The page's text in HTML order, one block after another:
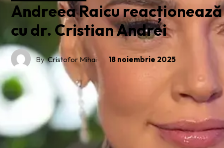
Andreea Raicu
cu dr. Cristian Andrei
By Cristofor Mihai 18 noiembrie 2025